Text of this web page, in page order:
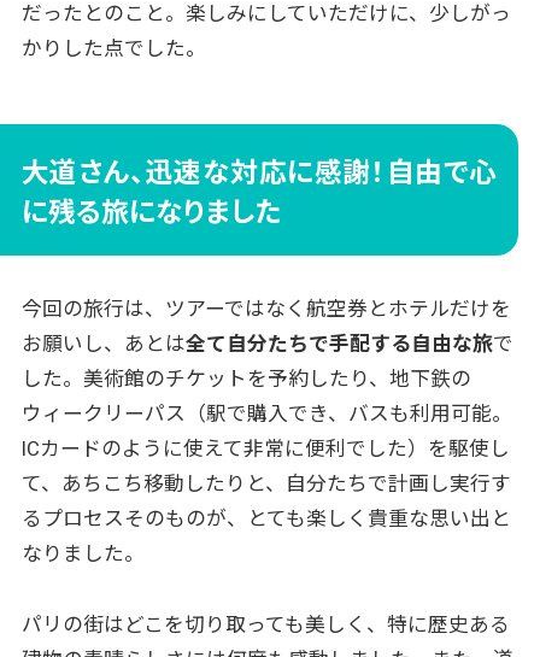
だったとのこと。楽しみにしていただけに、少しがっ
かりした点でした。
大道さん、迅速な対応に感謝！自由で心
に残る旅になりました
今回の旅行は、ツアーではなく航空券とホテルだけを
お願いし、あとは全て自分たちで手配する自由な旅で
した。美術館のチケットを予約したり、地下鉄の
ウィークリーパス（駅で購入でき、バスも利用可能。
ICカードのように使えて非常に便利でした）を駆使し
て、あちこち移動したりと、自分たちで計画し実行す
るプロセスそのものが、とても楽しく貴重な思い出と
なりました。
パリの街はどこを切り取っても美しく、特に歴史ある